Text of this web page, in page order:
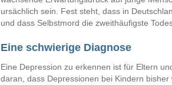
ursächlich sein. Fest steht, dass in
und dass Selbstmord die zweithäufigste
Eine schwierige Diagnose
Eine Depression zu erkennen ist für Eltern
daran, dass Depressionen bei Kindern